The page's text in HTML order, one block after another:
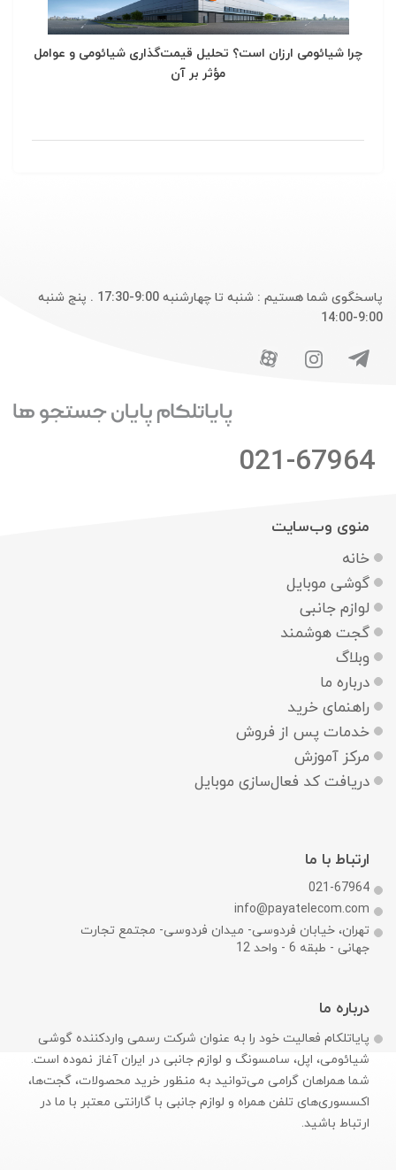
چرا شیائومی ارزان است؟ تحلیل قیمت‌گذاری شیائومی و عوامل
مؤثر بر آن
پاسخگوی شما هستیم : شنبه تا چهارشنبه 9:00-17:30 . پنج شنبه
9:00-14:00
021-67964
منوی وب‌سایت
خانه
گوشی موبایل
لوازم جانبی
گجت هوشمند
وبلاگ
درباره ما
راهنمای خرید
خدمات پس از فروش
مرکز آموزش
دریافت کد فعال‌سازی موبایل
ارتباط با ما
021-67964
info@payatelecom.com
تهران، خیابان فردوسی- میدان فردوسی- مجتمع تجارت
جهانی - طبقه 6 - واحد 12
درباره ما
پایاتلکام فعالیت خود را به عنوان شرکت رسمی وارد‌کننده گوشی
شیائومی، اپل، سامسونگ و لوازم جانبی در ایران آغاز نموده است.
شما همراهان گرامی می‌توانید به منظور خرید محصولات، گجت‌ها،
اکسسوری‌های تلفن همراه و لوازم جانبی با گارانتی معتبر با ما در
ارتباط باشید.